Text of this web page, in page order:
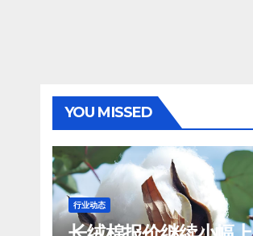
YOU MISSED
行业动态